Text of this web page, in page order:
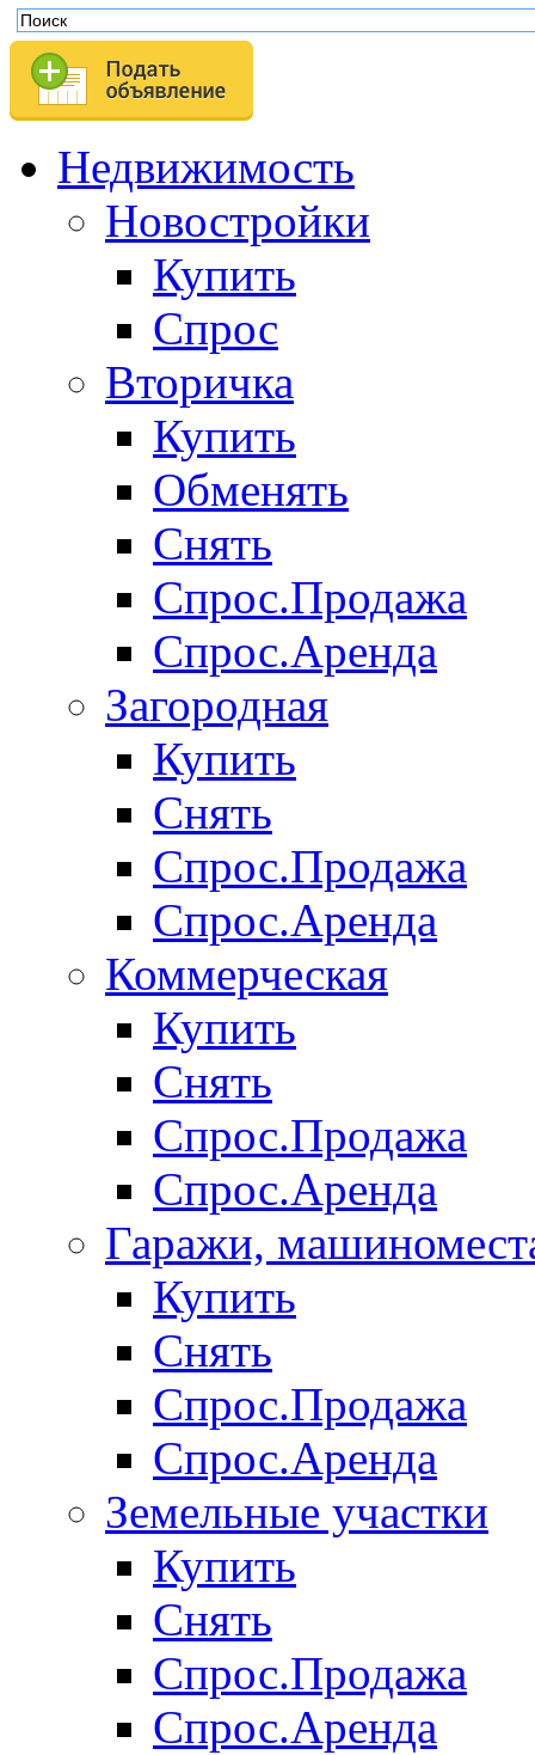
Недвижимость
Новостройки
Купить
Спрос
Вторичка
Купить
Обменять
Снять
Спрос.Продажа
Спрос.Аренда
Загородная
Купить
Снять
Спрос.Продажа
Спрос.Аренда
Коммерческая
Купить
Снять
Спрос.Продажа
Спрос.Аренда
Гаражи,
Купить
Снять
Спрос.Продажа
Спрос.Аренда
Земельные участки
Купить
Снять
Спрос.Продажа
Спрос.Аренда